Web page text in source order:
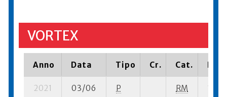
VORTEX
Anno Data Tipo Cr. Cat.
2021 03/06 P RM 14